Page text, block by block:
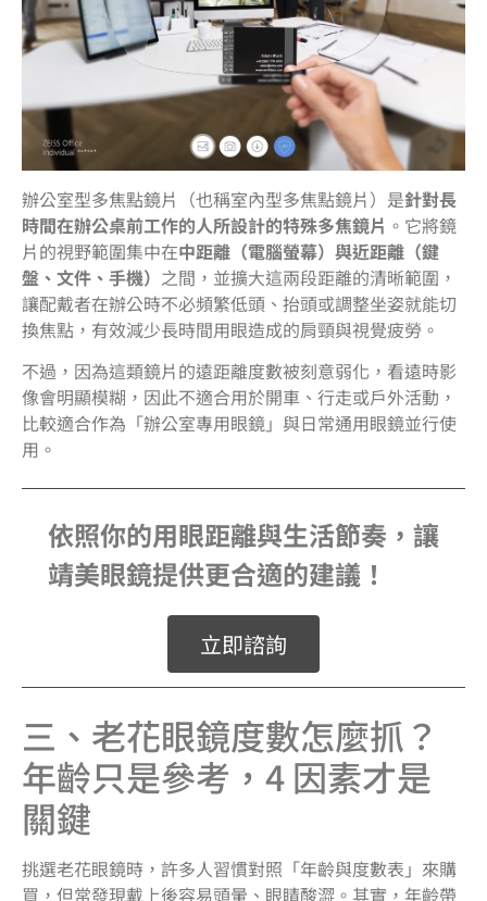
辦公室型多焦點鏡片（也稱室內型多焦點鏡片）是針對長
時間在辦公桌前工作的人所設計的特殊多焦鏡片 。它將鏡
片的視野範圍集中在中距離（電腦螢幕）與近距離（鍵
盤、文件、手機） 之間，並擴大這兩段距離的清晰範圍，
讓配戴者在辦公時不必頻繁低頭、抬頭或調整坐姿就能切
換焦點，有效減少長時間用眼造成的肩頸與視覺疲勞。
不過，因為這類鏡片的遠距離度數被刻意弱化，看遠時影
像會明顯模糊，因此不適合用於開車、行走或戶外活動，
比較適合作為「辦公室專用眼鏡」與日常通用眼鏡並行使
用。
依照你的用眼距離與生活節奏，讓
靖美眼鏡提供更合適的建議！
立即諮詢
三、老花眼鏡度數怎麼抓？
年齡只是參考，4 因素才是
關鍵
挑選老花眼鏡時，許多人習慣對照「年齡與度數表」來購
買，但常發現戴上後容易頭暈、眼睛酸澀。其實，年齡帶